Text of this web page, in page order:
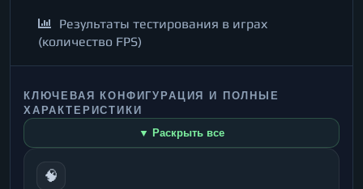
Результаты тестирования в играх
(количество FPS)
КЛЮЧЕВАЯ КОНФИГУРАЦИЯ И ПОЛНЫЕ
ХАРАКТЕРИСТИКИ
▼ Раскрыть все
🧠